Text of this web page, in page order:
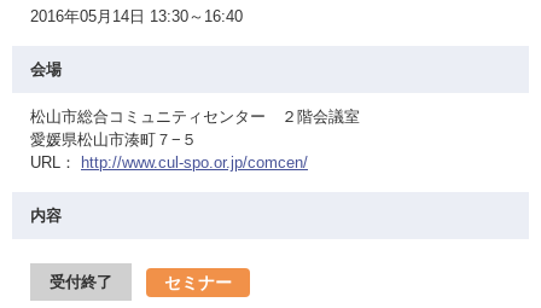
2016年05月14日 13:30～16:40
会場
松山市総合コミュニティセンター ２階会議室
愛媛県松山市湊町７−５
URL：
http://www.cul-spo.or.jp/comcen/
内容
受付終了 セミナー